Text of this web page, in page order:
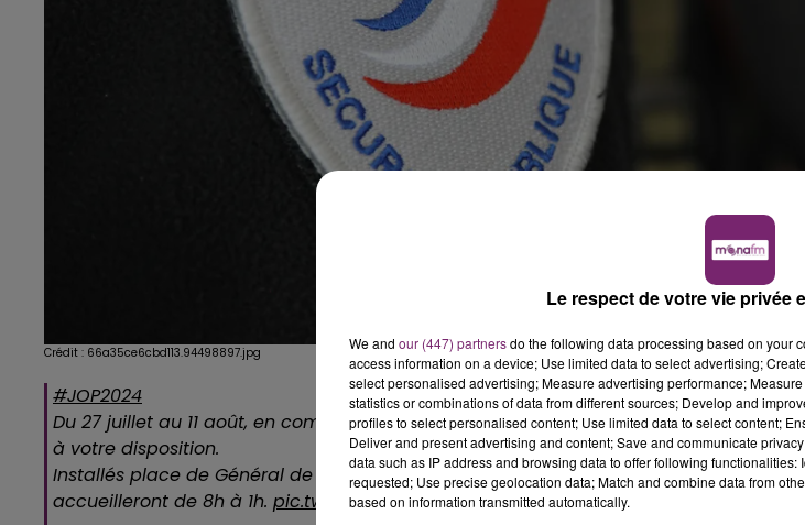
Crédit : 66a35ce6cbd113.94498897.jpg
#JOP2024
Du 27 juillet au 11 août, en complément des commissariats de secteur, deux
à votre disposition.
Installés place de Général de Gaulle à Lille et sur le parvis du@DecathlonArena,
accueilleront de 8h à 1h. pic.twitter.com/puWPSulIKK
Le respect de votre vie privée
We and our (447) partnersdo the following data processing based on your
access information on a device; Use limited data to select advertising;
select personalised advertising; Measure advertising performance;
statistics or combinations of data from different sources; Develop and
profiles to select personalised content; Use limited data to select content;
Deliver and present advertising and content; Save and communicate
data such as IP address and browsing data to offer following
requested; Use precise geolocation data; Match and combine data from
based on information transmitted automatically.